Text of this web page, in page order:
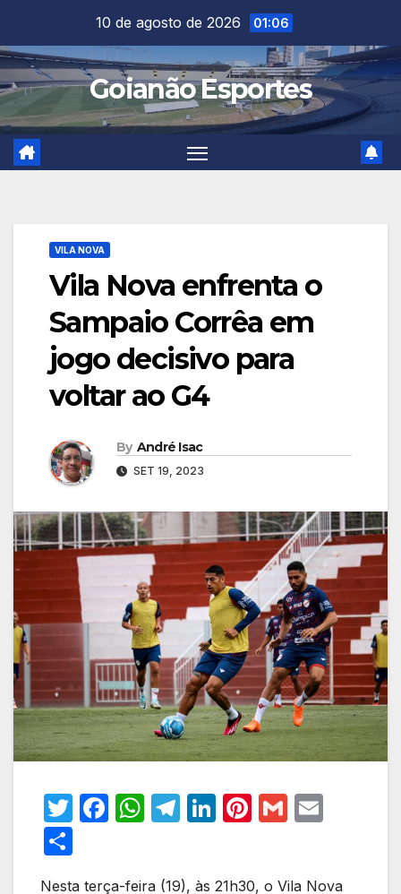
content
10 de agosto de 2026 01:06
Goianão Esportes
VILA NOVA
Vila Nova enfrenta o
Sampaio Corrêa em
jogo decisivo para
voltar ao G4
By André Isac
SET 19, 2023
T
F
W T
Li Pi G
Nesta terça-feira (19), às 21h30, o Vila Nova